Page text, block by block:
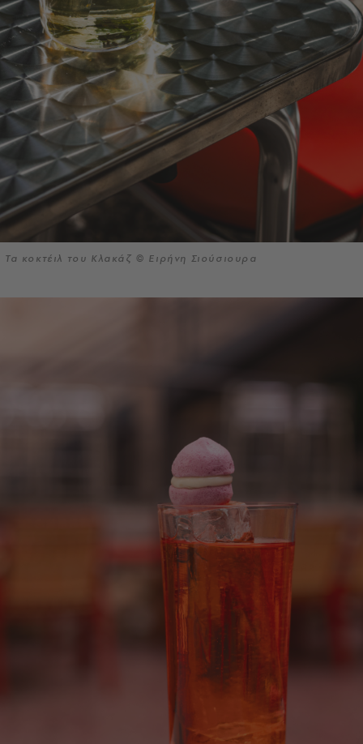
Τα κοκτέιλ του Κλακάζ © Ειρήνη Σιούσιουρα